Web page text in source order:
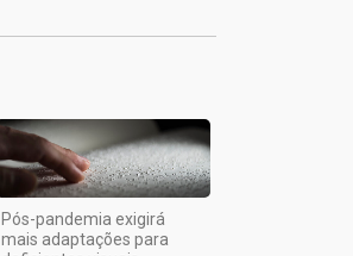
Pós-pandemia exigirá
mais adaptações para